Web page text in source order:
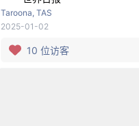
Taroona, TAS
2025-01-02
10 位访客